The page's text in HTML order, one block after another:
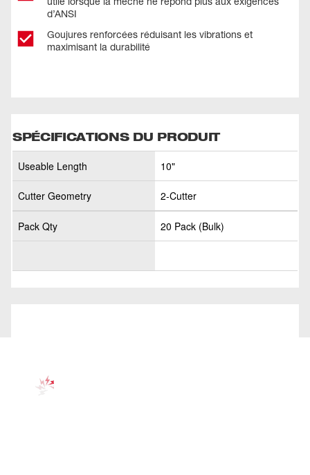
d’ANSI
Goujures renforcées réduisant les vibrations et
maximisant la durabilité
SPÉCIFICATIONS DU PRODUIT
Useable Length 10"
Cutter Geometry 2-Cutter
Pack Qty 20 Pack (Bulk)